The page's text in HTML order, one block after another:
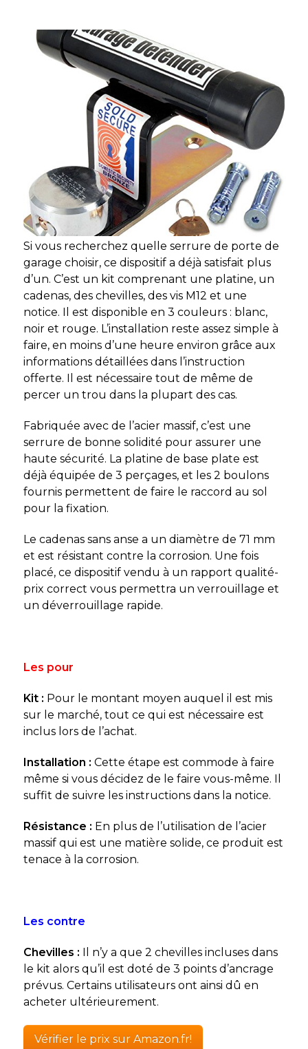
Si vous recherchez quelle serrure de porte de
garage choisir, ce dispositif a déjà satisfait plus
d’un. C’est un kit comprenant une platine, un
cadenas, des chevilles, des vis M12 et une
notice. Il est disponible en 3 couleurs : blanc,
noir et rouge. L’installation reste assez simple à
faire, en moins d’une heure environ grâce aux
informations détaillées dans l’instruction
offerte. Il est nécessaire tout de même de
percer un trou dans la plupart des cas.
Fabriquée avec de l’acier massif, c’est une
serrure de bonne solidité pour assurer une
haute sécurité. La platine de base plate est
déjà équipée de 3 perçages, et les 2 boulons
fournis permettent de faire le raccord au sol
pour la fixation.
Le cadenas sans anse a un diamètre de 71 mm
et est résistant contre la corrosion. Une fois
placé, ce dispositif vendu à un rapport qualité-
prix correct vous permettra un verrouillage et
un déverrouillage rapide.
Les pour
Kit : Pour le montant moyen auquel il est mis
sur le marché, tout ce qui est nécessaire est
inclus lors de l’achat.
Installation : Cette étape est commode à faire
même si vous décidez de le faire vous-même. Il
suffit de suivre les instructions dans la notice.
Résistance : En plus de l’utilisation de l’acier
massif qui est une matière solide, ce produit est
tenace à la corrosion.
Les contre
Chevilles : Il n’y a que 2 chevilles incluses dans
le kit alors qu’il est doté de 3 points d’ancrage
prévus. Certains utilisateurs ont ainsi dû en
acheter ultérieurement.
Vérifier le prix sur Amazon.fr!